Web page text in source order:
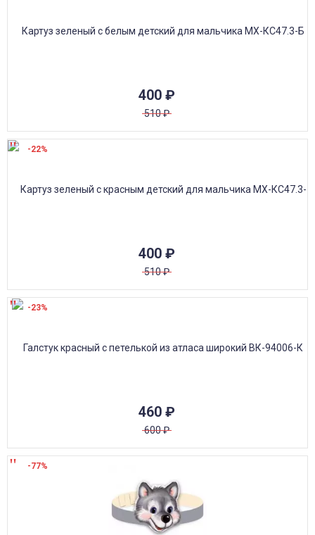
400 ₽
510₽
400 ₽
510₽
-22%
460 ₽
600₽
-23%
-77%